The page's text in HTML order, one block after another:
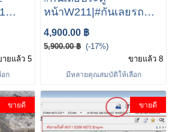
A171
ายแล้ว 5
ก
หน้าW211|#กันเลยรถ
เบนซ์|#Mercedes-Benz
W211 E200kom E220
CDI E240
4,900.00 ฿
5,900.00 ฿ (-17%)
ขายแล้ว 8
มีหลายคุณสมบัติให้เลือก
ขายดี ขายดี